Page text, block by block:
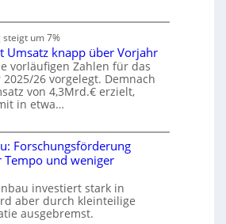
um 7%
Umsatz knapp über Vorjahr
vorläufigen Zahlen für das
26 vorgelegt. Demnach
von 4,3Mrd.€ erzielt,
in etwa…
Forschungsförderung
Tempo und weniger
investiert stark in
aber durch kleinteilige
ausgebremst.